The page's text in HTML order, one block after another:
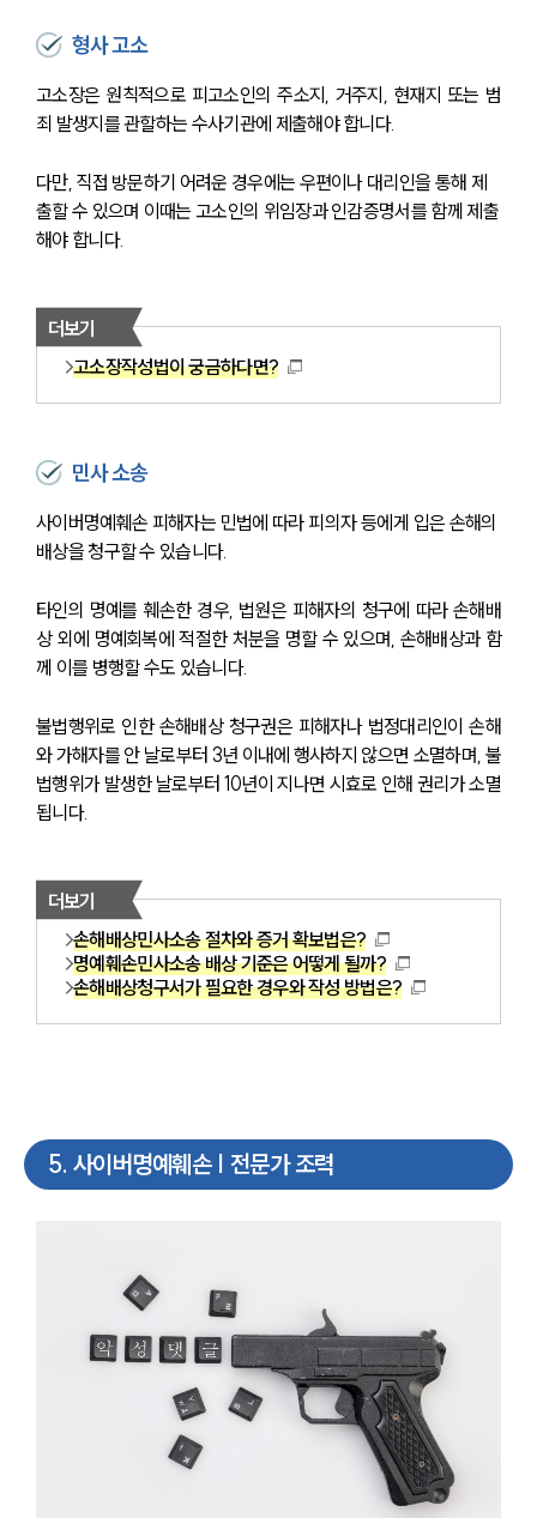
형사 고소
고소장은 원칙적으로 피고소인의 주소지, 거주지, 현재지 또는 범
죄 발생지를 관할하는 수사기관에 제출해야 합니다.
다만, 직접 방문하기 어려운 경우에는 우편이나 대리인을 통해 제
출할 수 있으며 이때는 고소인의 위임장과 인감증명서를 함께 제출
해야 합니다.
더보기
고소장작성법이 궁금하다면?
민사 소송
사이버명예훼손 피해자는 민법에 따라 피의자 등에게 입은 손해의
배상을 청구할 수 있습니다.
타인의 명예를 훼손한 경우, 법원은 피해자의 청구에 따라 손해배
상 외에 명예회복에 적절한 처분을 명할 수 있으며, 손해배상과 함
께 이를 병행할 수도 있습니다.
불법행위로 인한 손해배상 청구권은 피해자나 법정대리인이 손해
와 가해자를 안 날로부터 3년 이내에 행사하지 않으면 소멸하며, 불
법행위가 발생한 날로부터 10년이 지나면 시효로 인해 권리가 소멸
됩니다.
더보기
손해배상민사소송 절차와 증거 확보법은?
명예훼손민사소송 배상 기준은 어떻게 될까?
손해배상청구서가 필요한 경우와 작성 방법은?
5. 사이버명예훼손 | 전문가 조력